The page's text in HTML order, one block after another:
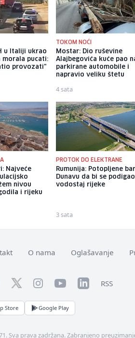
u Italiji ukrao
morala pucati:
provozati"
TOKOM NOĆI
Mostar: Dio ruševine
Alajbegovića kuće pao
parkirane automobile i
napravio veliku štetu
4 sata
Najveće
nivou
i rijeku
PROTOK DO ELEKTRANE
Rumunija: Potopljene
Dunavu da bi se podigao
vodostaj rijeke
3 sata
O nama Oglašavanje
TwitterInstagramYouTubeLinkedInRSS
Store Google Play
Sva prava zadržana. Zabranjeno